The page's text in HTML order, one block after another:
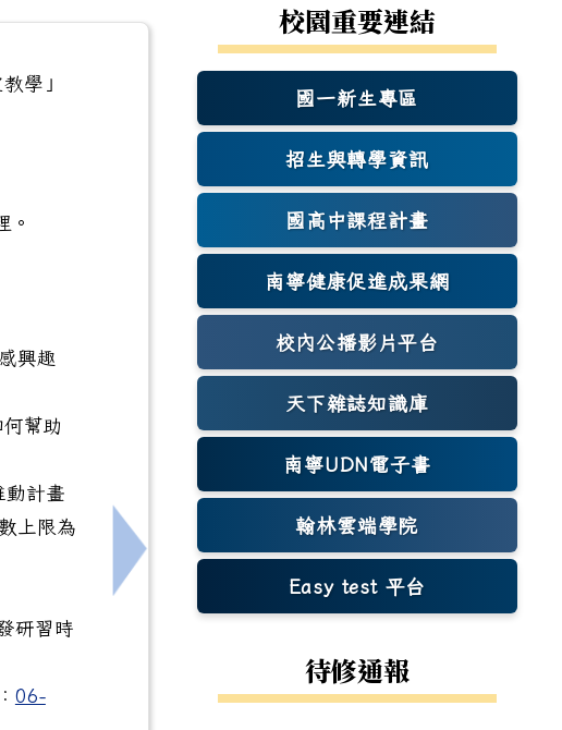
學」
。
興趣
幫助
動計畫
上限為
研習時
06-
下一筆：[美術]114學年度北一區教師專業成長研
校園重要連結
國一新生專區
(另開新視窗)
招生與轉學資訊
國高中課程計畫
南寧健康促進成果網
(另開新視窗)
校內公播影片平台
天下雜誌知識庫
(另開新視窗)
南寧UDN電子書
翰林雲端學院
Easy test 平台
(另開新視窗)
待修通報